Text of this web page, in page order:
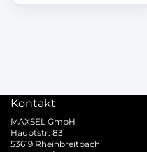
Kontakt
MAXSEL GmbH
Hauptstr. 83
53619 Rheinbreitbach